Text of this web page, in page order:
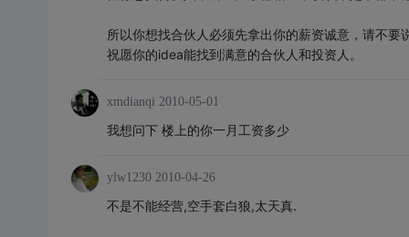
所以你想找合伙人必须先拿出你的薪资诚意，请不要
祝愿你的idea能找到满意的合伙人和投资人。
xmdianqi 2010-05-01
我想问下 楼上的你一月工资多少
ylw1230 2010-04-26
不是不能经营,空手套白狼,太天真.